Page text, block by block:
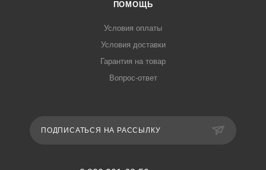
ПОМОЩЬ
Условия оплаты
Условия доставки
Гарантия на товар
Вопрос-ответ
ПОДПИСАТЬСЯ НА РАССЫЛКУ